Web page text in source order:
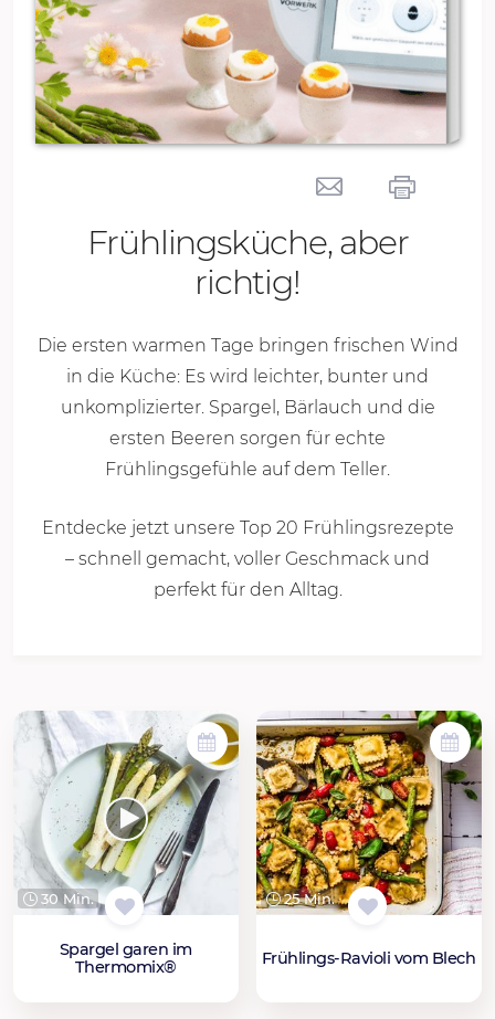
Frühlingsküche, aber
richtig!
Die ersten warmen Tage bringen frischen Wind
in die Küche: Es wird leichter, bunter und
unkomplizierter. Spargel, Bärlauch und die
ersten Beeren sorgen für echte
Frühlingsgefühle auf dem Teller.
Entdecke jetzt unsere Top 20 Frühlingsrezepte
– schnell gemacht, voller Geschmack und
perfekt für den Alltag.
30 Min.
Spargel garen im
Thermomix®
25 Min.
Frühlings-Ravioli vom Blech